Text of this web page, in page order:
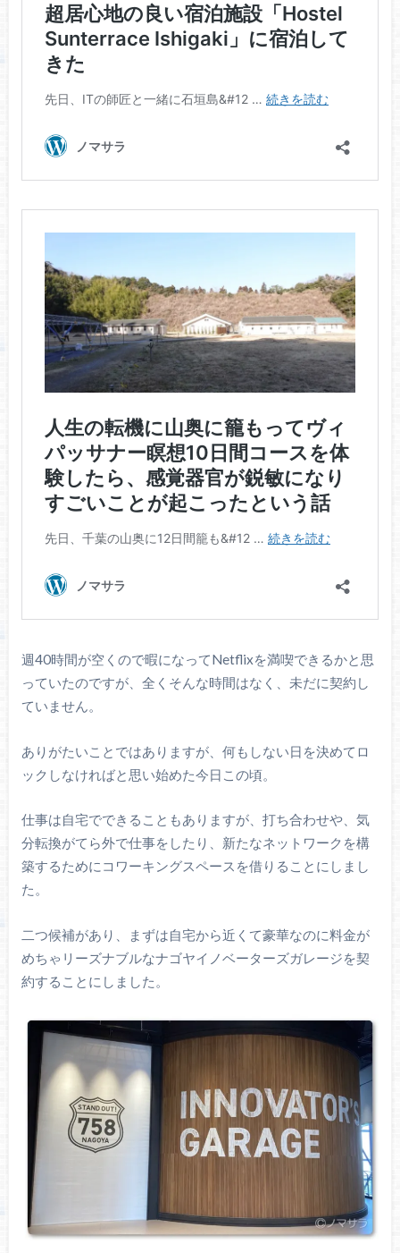
週40時間が空くので暇になってNetflixを満喫できるかと思
っていたのですが、全くそんな時間はなく、未だに契約し
ていません。
ありがたいことではありますが、何もしない日を決めてロ
ックしなければと思い始めた今日この頃。
仕事は自宅でできることもありますが、打ち合わせや、気
分転換がてら外で仕事をしたり、新たなネットワークを構
築するためにコワーキングスペースを借りることにしまし
た。
二つ候補があり、まずは自宅から近くて豪華なのに料金が
めちゃリーズナブルなナゴヤイノベーターズガレージを契
約することにしました。